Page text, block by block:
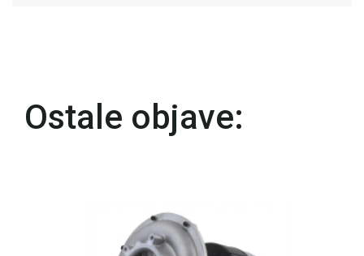
Ostale objave: